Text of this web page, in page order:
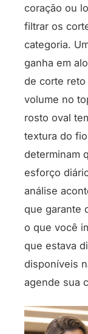
coração ou
filtrar os
categoria.
ganha em
de corte
volume no
rosto oval
textura do
determinam
esforço
análise
que garante
o que você
que estava
disponíveis
agende sua